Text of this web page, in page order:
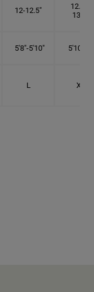
12-12.5"
12.75-
13.3"
5'8"-5'10" 5'10"- 6'
L XL